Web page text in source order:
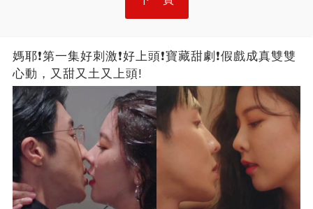
媽耶❗第一集好刺激❗好上頭❗寶藏甜劇❗假戲成真雙雙
心動，又甜又土又上頭!